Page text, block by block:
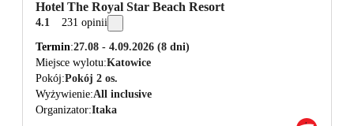
Hotel The Royal Star Beach Resort
4.1 231 opinii
Termin 27.08 - 4.09.2026 (8 dni)
Miejsce wylotu Katowice
Pokój Pokój 2 os.
Wyżywienie All inclusive
Organizator Itaka